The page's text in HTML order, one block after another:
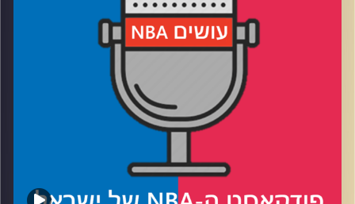
רבע 4: פרידה מ-8 המודחות, כולל הסדרנים של פורטלנד
פינאלה: הוט טייק על עדן גולן
עידן לוצקי